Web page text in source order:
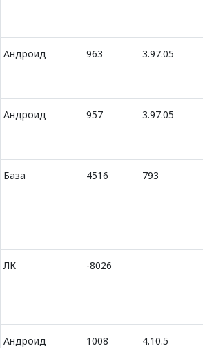
Андроид 963 3.97.05
Андроид 957 3.97.05
База 4516 793
ЛК -8026
Андроид 1008 4.10.5